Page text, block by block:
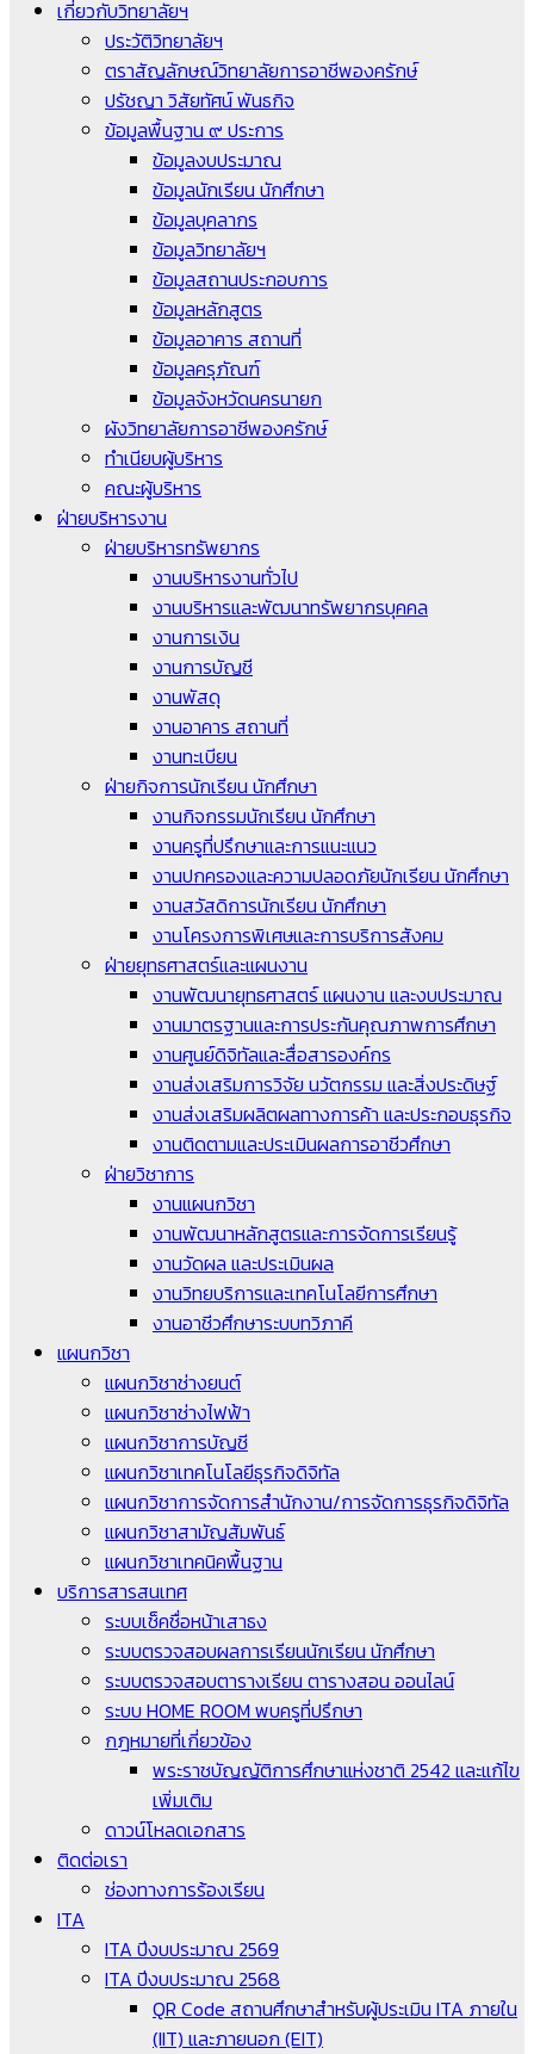
เกี่ยวกับวิทยาลัยฯ
ประวัติวิทยาลัยฯ
ตราสัญลักษณ์วิทยาลัยการอาชีพองครักษ์
ปรัชญา วิสัยทัศน์ พันธกิจ
ข้อมูลพื้นฐาน ๙ ประการ
ข้อมูลงบประมาณ
ข้อมูลนักเรียน นักศึกษา
ข้อมูลบุคลากร
ข้อมูลวิทยาลัยฯ
ข้อมูลสถานประกอบการ
ข้อมูลหลักสูตร
ข้อมูลอาคาร สถานที่
ข้อมูลครุภัณฑ์
ข้อมูลจังหวัดนครนายก
ผังวิทยาลัยการอาชีพองครักษ์
ทำเนียบผู้บริหาร
คณะผู้บริหาร
ฝ่ายบริหารงาน
ฝ่ายบริหารทรัพยากร
งานบริหารงานทั่วไป
งานบริหารและพัฒนาทรัพยากรบุคคล
งานการเงิน
งานการบัญชี
งานพัสดุ
งานอาคาร สถานที่
งานทะเบียน
ฝ่ายกิจการนักเรียน นักศึกษา
งานกิจกรรมนักเรียน นักศึกษา
งานครูที่ปรึกษาและการแนะแนว
งานปกครองและความปลอดภัยนักเรียน นักศึกษา
งานสวัสดิการนักเรียน นักศึกษา
งานโครงการพิเศษและการบริการสังคม
ฝ่ายยุทธศาสตร์และแผนงาน
งานพัฒนายุทธศาสตร์ แผนงาน และงบประมาณ
งานมาตรฐานและการประกันคุณภาพการศึกษา
งานศูนย์ดิจิทัลและสื่อสารองค์กร
งานส่งเสริมการวิจัย นวัตกรรม และสิ่งประดิษฐ์
งานส่งเสริมผลิตผลทางการค้า และประกอบธุรกิจ
งานติดตามและประเมินผลการอาชีวศึกษา
ฝ่ายวิชาการ
งานแผนกวิชา
งานพัฒนาหลักสูตรและการจัดการเรียนรู้
งานวัดผล และประเมินผล
งานวิทยบริการและเทคโนโลยีการศึกษา
งานอาชีวศึกษาระบบทวิภาคี
แผนกวิชา
แผนกวิชาช่างยนต์
แผนกวิชาช่างไฟฟ้า
แผนกวิชาการบัญชี
แผนกวิชาเทคโนโลยีธุรกิจดิจิทัล
แผนกวิชาการจัดการสำนักงาน/การจัดการธุรกิจดิจิทัล
แผนกวิชาสามัญสัมพันธ์
แผนกวิชาเทคนิคพื้นฐาน
บริการสารสนเทศ
ระบบเช็คชื่อหน้าเสาธง
ระบบตรวจสอบผลการเรียนนักเรียน นักศึกษา
ระบบตรวจสอบตารางเรียน ตารางสอน ออนไลน์
ระบบ HOME ROOM พบครูที่ปรึกษา
กฎหมายที่เกี่ยวข้อง
พระราชบัญญัติการศึกษาแห่งชาติ 2542 และแก้ไข
เพิ่มเติม
ดาวน์โหลดเอกสาร
ติดต่อเรา
ช่องทางการร้องเรียน
ITA
ITA ปีงบประมาณ 2569
ITA ปีงบประมาณ 2568
QR Code สถานศึกษาสำหรับผู้ประเมิน ITA ภายใน
(IIT) และภายนอก (EIT)